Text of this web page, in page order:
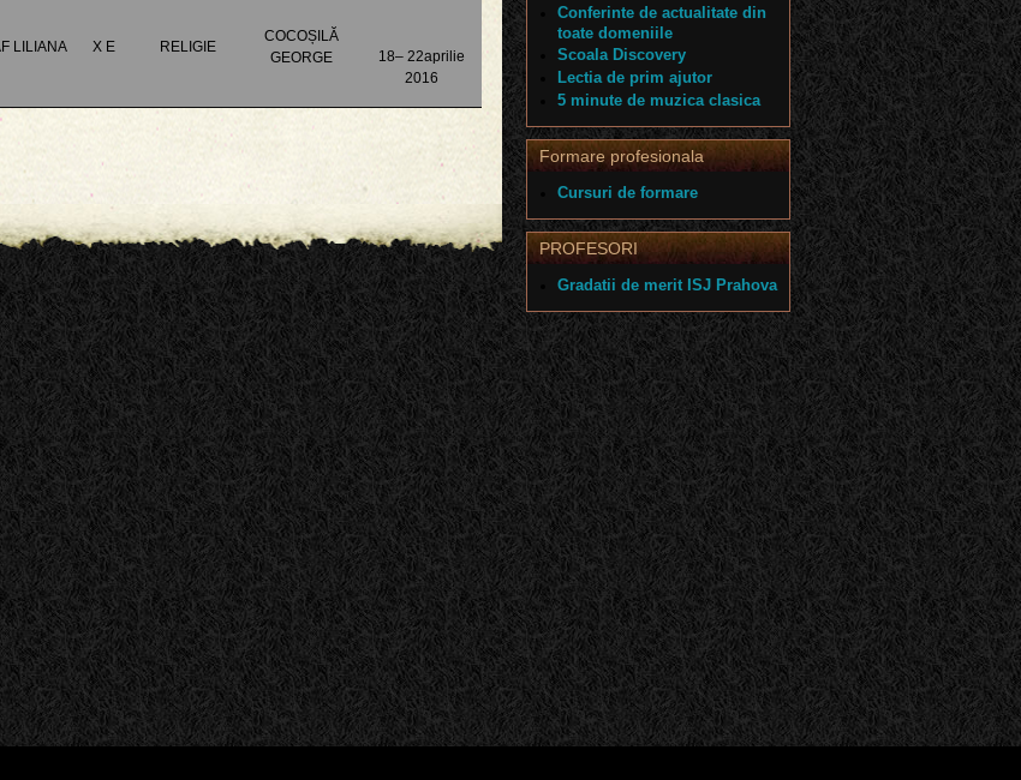
LILIANA X E RELIGIE
COCOȘILĂ
GEORGE
18– 22aprilie
2016
Conferinte de actualitate din
toate domeniile
Scoala Discovery
Lectia de prim ajutor
5 minute de muzica clasica
Formare profesionala
Cursuri de formare
PROFESORI
Gradatii de merit ISJ Prahova